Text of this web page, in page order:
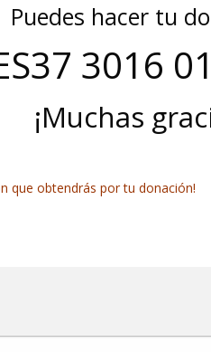
Puedes hacer tu
3016
¡Muchas
que obtendrás por tu donación!